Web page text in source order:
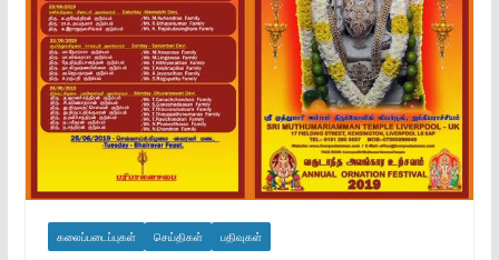
கலைப்படைப்புகள் செய்திகள் பதிவுகள்